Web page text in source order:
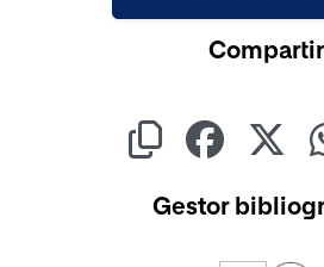
Compartir
Gestor